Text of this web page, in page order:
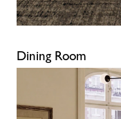
Dining Room